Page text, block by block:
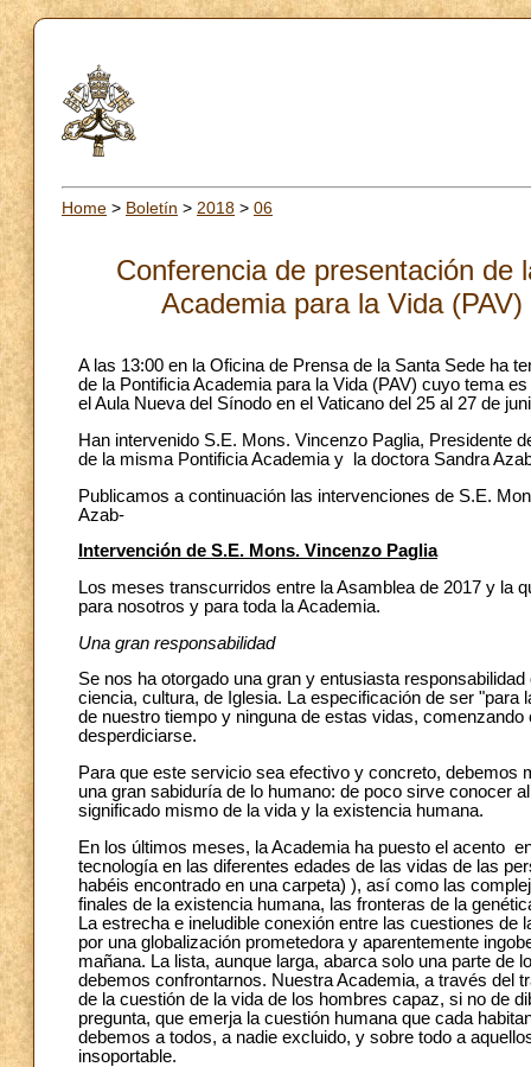
Home > Boletín > 2018 > 06
Conferencia de presentación de
Academia para la Vida
A las 13:00 en la Oficina de Prensa de la Santa Sede ha
de la Pontificia Academia para la Vida (PAV) cuyo tema
el Aula Nueva del Sínodo en el Vaticano del 25 al 27 de
Han intervenido S.E. Mons. Vincenzo Paglia, Presidente
de la misma Pontificia Academia y la doctora Sandra
Publicamos a continuación las intervenciones de S.E.
Azab-
Intervención de S.E. Mons. Vincenzo Paglia
Los meses transcurridos entre la Asamblea de 2017 y la
para nosotros y para toda la Academia.
Una gran responsabilidad
Se nos ha otorgado una gran y entusiasta
ciencia, cultura, de Iglesia. La especificación de ser
de nuestro tiempo y ninguna de estas vidas,
desperdiciarse.
Para que este servicio sea efectivo y concreto,
una gran sabiduría de lo humano: de poco sirve conocer
significado mismo de la vida y la existencia humana.
En los últimos meses, la Academia ha puesto el acento
tecnología en las diferentes edades de las vidas de las
habéis encontrado en una carpeta) ), así como las
finales de la existencia humana, las fronteras de la
La estrecha e ineludible conexión entre las cuestiones
por una globalización prometedora y aparentemente
mañana. La lista, aunque larga, abarca solo una parte
debemos confrontarnos. Nuestra Academia, a través del
de la cuestión de la vida de los hombres capaz, si no de
pregunta, que emerja la cuestión humana que cada
debemos a todos, a nadie excluido, y sobre todo a
insoportable.